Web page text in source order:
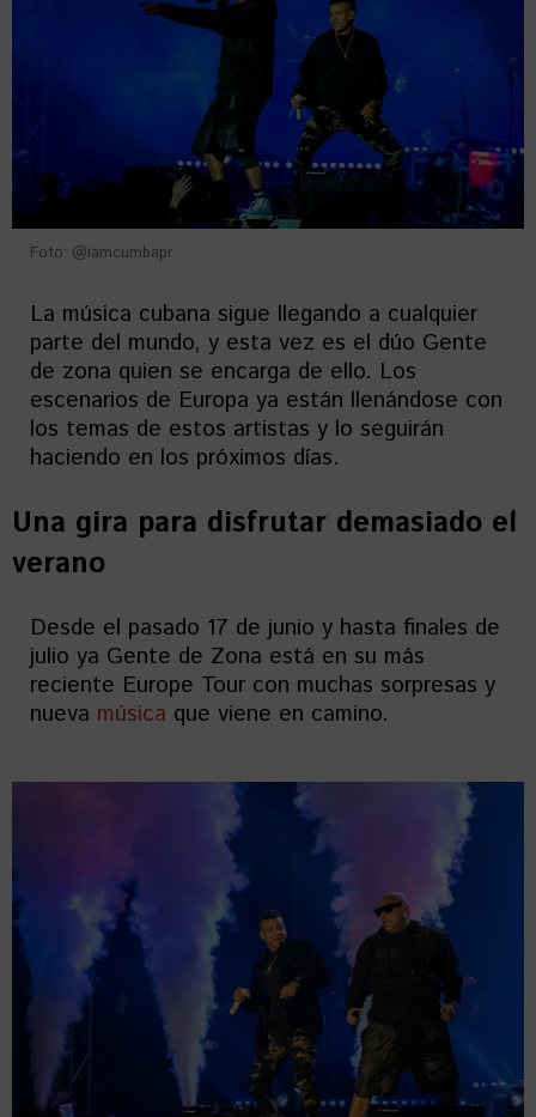
Foto: @iamcumbapr
La música cubana sigue llegando a cualquier
parte del mundo, y esta vez es el dúo Gente
de zona quien se encarga de ello. Los
escenarios de Europa ya están llenándose con
los temas de estos artistas y lo seguirán
haciendo en los próximos días.
Una gira para disfrutar demasiado el
verano
Desde el pasado 17 de junio y hasta finales de
julio ya Gente de Zona está en su más
reciente Europe Tour con muchas sorpresas y
nueva música que viene en camino.